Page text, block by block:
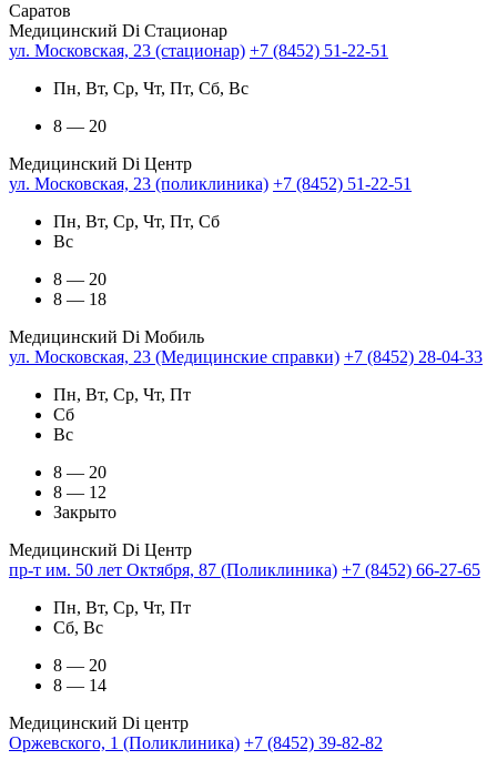
Саратов
Медицинский Di Стационар
ул. Московская, 23 (стационар) +7 (8452) 51-22-51
Пн, Вт, Ср, Чт, Пт, Сб, Вс
8 — 20
Медицинский Di Центр
ул. Московская, 23 (поликлиника) +7 (8452) 51-22-51
Пн, Вт, Ср, Чт, Пт, Сб
Вс
8 — 20
8 — 18
Медицинский Di Мобиль
ул. Московская, 23 (Медицинские справки) +7 (8452) 28-04-33
Пн, Вт, Ср, Чт, Пт
Сб
Вс
8 — 20
8 — 12
Закрыто
Медицинский Di Центр
пр-т им. 50 лет Октября, 87 (Поликлиника) +7 (8452) 66-27-65
Пн, Вт, Ср, Чт, Пт
Сб, Вс
8 — 20
8 — 14
Медицинский Di центр
Оржевского, 1 (Поликлиника) +7 (8452) 39-82-82